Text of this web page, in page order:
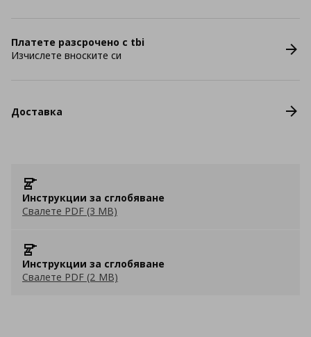
Платете разсрочено с tbi
Изчислете вноските си
Доставка
Инструкции за сглобяване
Свалете PDF (3 MB)
Инструкции за сглобяване
Свалете PDF (2 MB)